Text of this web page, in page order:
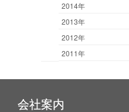
2014年
2013年
2012年
2011年
会社案内